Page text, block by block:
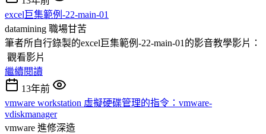
excel巨集範例-22-main-01
datamining 職場甘苦
筆者所自行錄製的excel巨集範例-22-main-01的影音教學影片：
觀看影片
繼續閱讀
13年前
vmware workstation 虛擬硬碟管理的指令：vmware-
vdiskmanager
vmware 進修深造